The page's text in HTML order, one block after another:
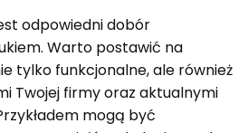
odpowiedni dobór
Warto postawić na
tylko funkcjonalne, ale również
Twojej firmy oraz aktualnymi
mogą być